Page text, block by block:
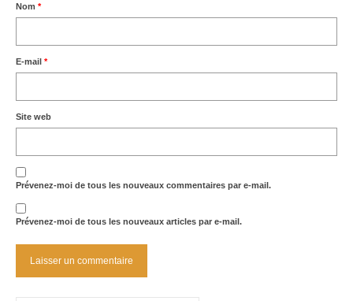
Nom *
E-mail *
Site web
Prévenez-moi de tous les nouveaux commentaires par e-mail.
Prévenez-moi de tous les nouveaux articles par e-mail.